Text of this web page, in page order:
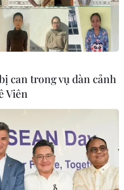
can trong vụ dàn cảnh
Viên